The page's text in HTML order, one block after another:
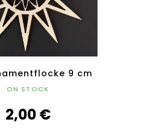
9 cm
ON STOCK
2,00 €